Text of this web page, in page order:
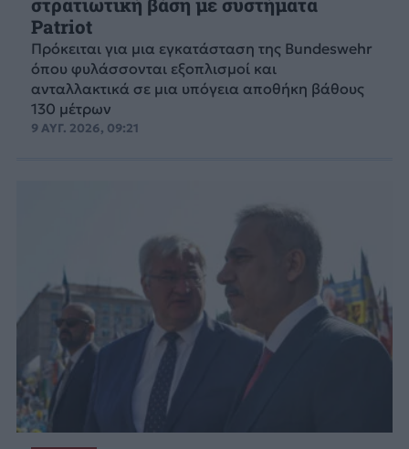
στρατιωτική βάση με συστήματα
Patriot
Πρόκειται για μια εγκατάσταση της Bundeswehr
όπου φυλάσσονται εξοπλισμοί και
ανταλλακτικά σε μια υπόγεια αποθήκη βάθους
130 μέτρων
9 ΑΥΓ. 2026, 09:21